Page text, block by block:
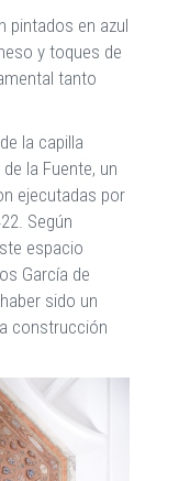
pintados en azul
y toques de
tanto
la capilla
la Fuente, un
ejecutadas por
Según
espacio
García de
sido un
construcción